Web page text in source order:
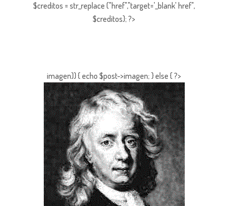
$creditos = str_replace ("href","target='_blank' href",
$creditos); ?>
imagen)) { echo $post->imagen; } else { ?>